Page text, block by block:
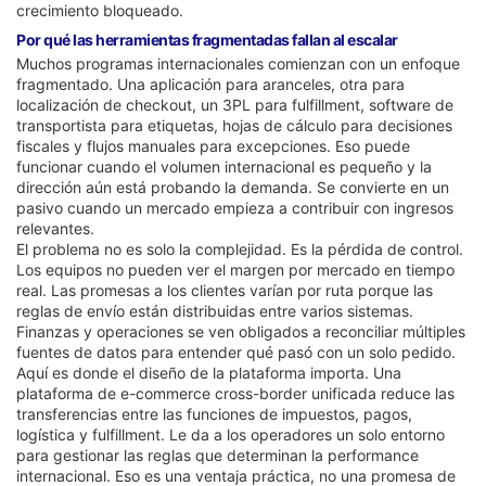
crecimiento bloqueado.
Por qué las herramientas fragmentadas fallan al escalar
Muchos programas internacionales comienzan con un enfoque
fragmentado. Una aplicación para aranceles, otra para
localización de checkout, un 3PL para fulfillment, software de
transportista para etiquetas, hojas de cálculo para decisiones
fiscales y flujos manuales para excepciones. Eso puede
funcionar cuando el volumen internacional es pequeño y la
dirección aún está probando la demanda. Se convierte en un
pasivo cuando un mercado empieza a contribuir con ingresos
relevantes.
El problema no es solo la complejidad. Es la pérdida de control.
Los equipos no pueden ver el margen por mercado en tiempo
real. Las promesas a los clientes varían por ruta porque las
reglas de envío están distribuidas entre varios sistemas.
Finanzas y operaciones se ven obligados a reconciliar múltiples
fuentes de datos para entender qué pasó con un solo pedido.
Aquí es donde el diseño de la plataforma importa. Una
plataforma de e-commerce cross-border unificada reduce las
transferencias entre las funciones de impuestos, pagos,
logística y fulfillment. Le da a los operadores un solo entorno
para gestionar las reglas que determinan la performance
internacional. Eso es una ventaja práctica, no una promesa de